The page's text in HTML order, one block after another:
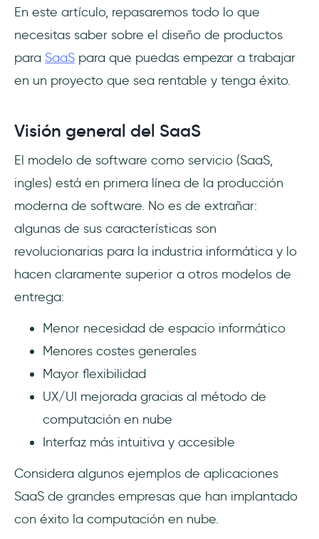
producto
Tendencias en el diseño de productos
En este artículo, repasaremos todo lo que
necesitas saber sobre el diseño de productos
para SaaS para que puedas empezar a trabajar
en un proyecto que sea rentable y tenga éxito.
Visión general del SaaS
El modelo de software como servicio (SaaS,
ingles) está en primera línea de la producción
moderna de software. No es de extrañar:
algunas de sus características son
revolucionarias para la industria informática y lo
hacen claramente superior a otros modelos de
entrega:
Menor necesidad de espacio informático
Menores costes generales
Mayor flexibilidad
UX/UI mejorada gracias al método de
computación en nube
Interfaz más intuitiva y accesible
Considera algunos ejemplos de aplicaciones
SaaS de grandes empresas que han implantado
con éxito la computación en nube.